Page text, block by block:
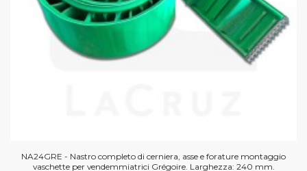
NA24GRE - Nastro completo di cerniera, asse e forature montaggio
vaschette per vendemmiatrici Grégoire. Larghezza: 240 mm.